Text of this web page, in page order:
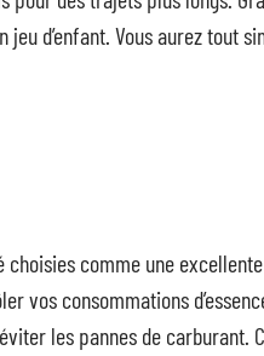
jeu d’enfant. Vous aurez tout
comme une
vos consommations
les pannes de carburant.